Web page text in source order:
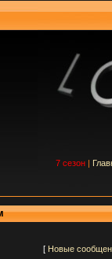
7 сезон |
[ Новые